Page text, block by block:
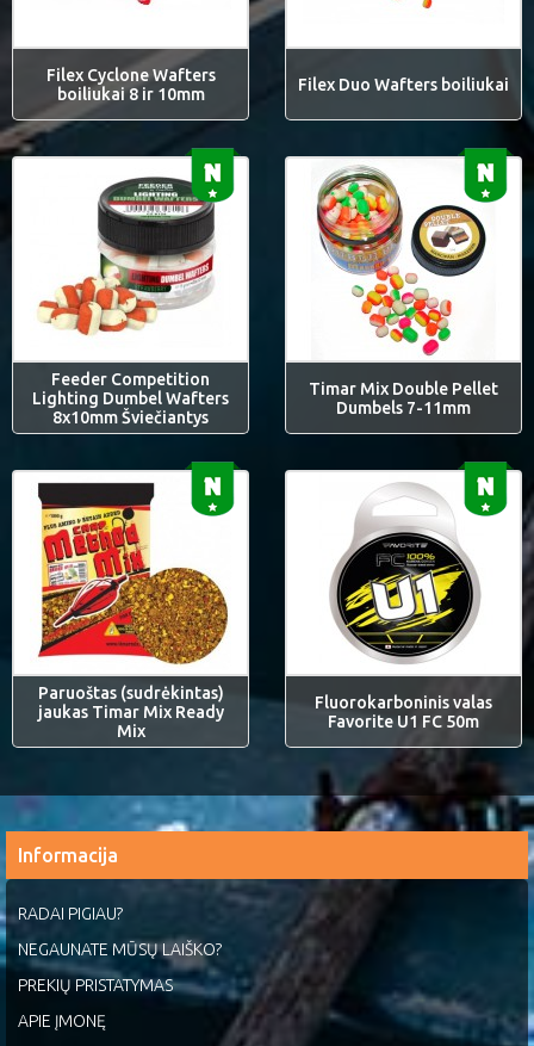
Filex Cyclone Wafters
boiliukai 8 ir 10mm
Filex Duo Wafters boiliukai
Feeder Competition
Lighting Dumbel Wafters
8x10mm Šviečiantys
Timar Mix Double Pellet
Dumbels 7-11mm
Paruoštas (sudrėkintas)
jaukas Timar Mix Ready
Mix
Fluorokarboninis valas
Favorite U1 FC 50m
Informacija
RADAI PIGIAU?
NEGAUNATE MŪSŲ LAIŠKO?
PREKIŲ PRISTATYMAS
APIE ĮMONĘ